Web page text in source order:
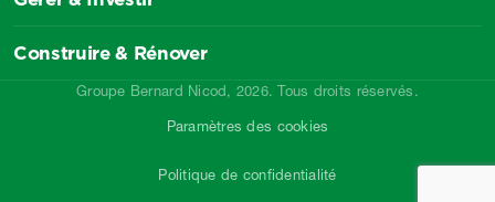
Construire & Rénover
Groupe Bernard Nicod, 2026. Tous droits réservés.
Paramètres des cookies
Politique de confidentialité